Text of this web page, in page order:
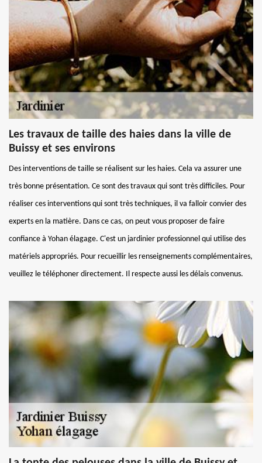
Les travaux de taille des haies dans la ville de
Buissy et ses environs
Des interventions de taille se réalisent sur les haies. Cela va assurer une
très bonne présentation. Ce sont des travaux qui sont très difficiles. Pour
réaliser ces interventions qui sont très techniques, il va falloir convier des
experts en la matière. Dans ce cas, on peut vous proposer de faire
confiance à Yohan élagage. C'est un jardinier professionnel qui utilise des
matériels appropriés. Pour recueillir les renseignements complémentaires,
veuillez le téléphoner directement. Il respecte aussi les délais convenus.